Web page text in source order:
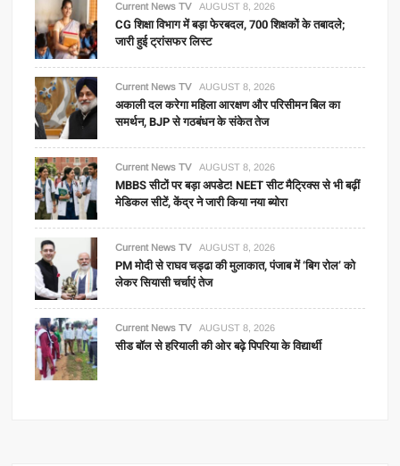
Current News TV AUGUST 8, 2026
CG शिक्षा विभाग में बड़ा फेरबदल, 700 शिक्षकों के तबादले;
जारी हुई ट्रांसफर लिस्ट
Current News TV AUGUST 8, 2026
अकाली दल करेगा महिला आरक्षण और परिसीमन बिल का
समर्थन, BJP से गठबंधन के संकेत तेज
Current News TV AUGUST 8, 2026
MBBS सीटों पर बड़ा अपडेट! NEET सीट मैट्रिक्स से भी बढ़ीं
मेडिकल सीटें, केंद्र ने जारी किया नया ब्योरा
Current News TV AUGUST 8, 2026
PM मोदी से राघव चड्ढा की मुलाकात, पंजाब में ‘बिग रोल’ को
लेकर सियासी चर्चाएं तेज
Current News TV AUGUST 8, 2026
सीड बॉल से हरियाली की ओर बढ़े पिपरिया के विद्यार्थी